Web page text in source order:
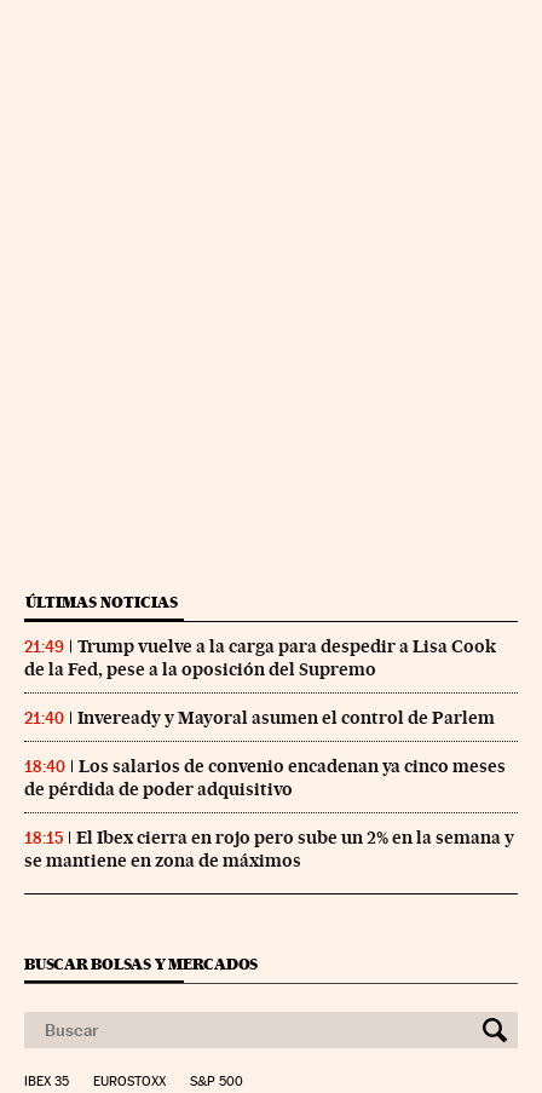
ÚLTIMAS NOTICIAS
21:49
Trump vuelve a la carga para despedir a Lisa Cook
de la Fed, pese a la oposición del Supremo
21:40 Inveready y Mayoral asumen el control de Parlem
18:40
Los salarios de convenio encadenan ya cinco meses
de pérdida de poder adquisitivo
18:15
El Ibex cierra en rojo pero sube un 2% en la semana y
se mantiene en zona de máximos
BUSCAR BOLSAS Y MERCADOS
IBEX 35 EUROSTOXX S&P 500